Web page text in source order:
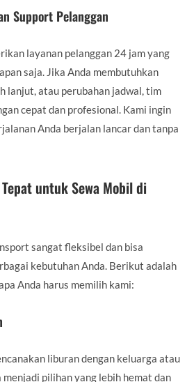
Support Pelanggan
layanan pelanggan 24 jam yang
saja. Jika Anda membutuhkan
lanjut, atau perubahan jadwal, tim
cepat dan profesional. Kami ingin
Anda berjalan lancar dan tanpa
untuk Sewa Mobil di
sangat fleksibel dan bisa
kebutuhan Anda. Berikut adalah
Anda harus memilih kami:
liburan dengan keluarga atau
menjadi pilihan yang lebih hemat dan